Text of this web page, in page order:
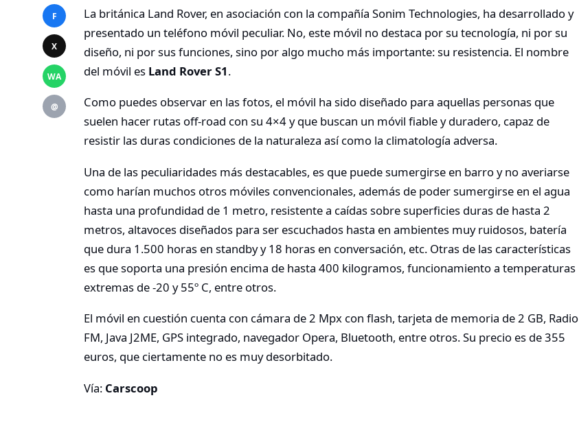
F
X
WA
@
La británica Land Rover, en asociación con la compañía Sonim Technologies, ha desarrollado y
presentado un teléfono móvil peculiar. No, este móvil no destaca por su tecnología, ni por su
diseño, ni por sus funciones, sino por algo mucho más importante: su resistencia. El nombre
del móvil es Land Rover S1.
Como puedes observar en las fotos, el móvil ha sido diseñado para aquellas personas que
suelen hacer rutas off-road con su 4×4 y que buscan un móvil fiable y duradero, capaz de
resistir las duras condiciones de la naturaleza así como la climatología adversa.
Una de las peculiaridades más destacables, es que puede sumergirse en barro y no averiarse
como harían muchos otros móviles convencionales, además de poder sumergirse en el agua
hasta una profundidad de 1 metro, resistente a caídas sobre superficies duras de hasta 2
metros, altavoces diseñados para ser escuchados hasta en ambientes muy ruidosos, batería
que dura 1.500 horas en standby y 18 horas en conversación, etc. Otras de las características
es que soporta una presión encima de hasta 400 kilogramos, funcionamiento a temperaturas
extremas de -20 y 55º C, entre otros.
El móvil en cuestión cuenta con cámara de 2 Mpx con flash, tarjeta de memoria de 2 GB, Radio
FM, Java J2ME, GPS integrado, navegador Opera, Bluetooth, entre otros. Su precio es de 355
euros, que ciertamente no es muy desorbitado.
Vía: Carscoop